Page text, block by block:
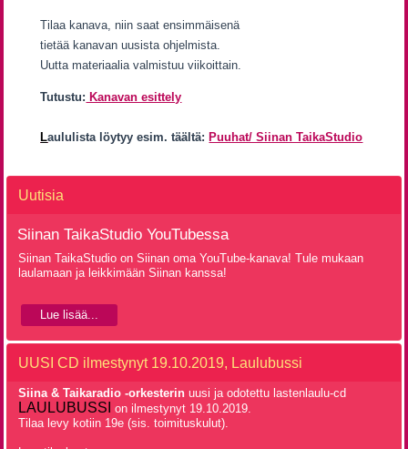
Tilaa kanava, niin saat ensimmäisenä
tietää kanavan uusista ohjelmista.
Uutta materiaalia valmistuu viikoittain.
Tutustu: Kanavan esittely
Laululista löytyy esim. täältä: Puuhat/ Siinan TaikaStudio
Uutisia
Siinan TaikaStudio YouTubessa
Siinan TaikaStudio on Siinan oma YouTube-kanava! Tule mukaan
laulamaan ja leikkimään Siinan kanssa!
Lue lisää...
UUSI CD ilmestynyt 19.10.2019, Laulubussi
Siina & Taikaradio -orkesterinuusi ja odotettu lastenlaulu-cd
LAULUBUSSI on ilmestynyt 19.10.2019.
Tilaa levy kotiin 19e (sis. toimituskulut).